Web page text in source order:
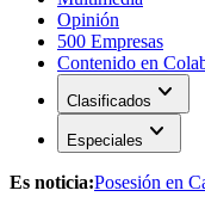
Opinión
500 Empresas
Contenido en
Clasificados expand_more
Especiales expand_more
Es noticia:Posesión en